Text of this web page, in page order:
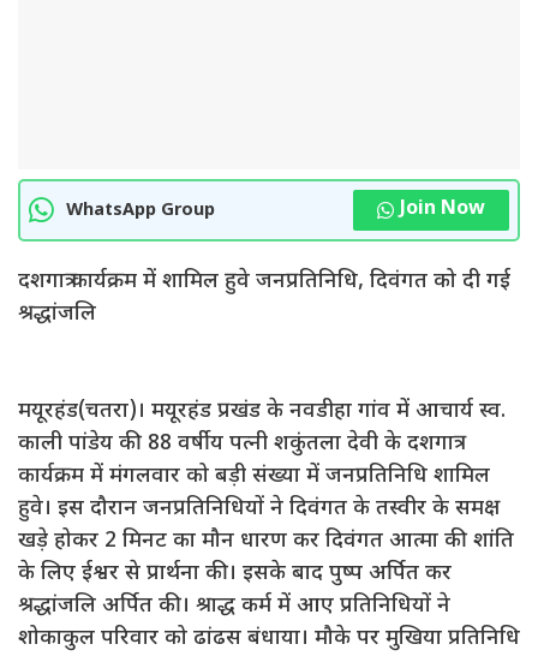
WhatsApp Group Join Now
दशगात्र कार्यक्रम में शामिल हुवे जनप्रतिनिधि, दिवंगत को दी गई
श्रद्धांजलि
मयूरहंड(चतरा)। मयूरहंड प्रखंड के नवडीहा गांव में आचार्य स्व.
काली पांडेय की 88 वर्षीय पत्नी शकुंतला देवी के दशगात्र
कार्यक्रम में मंगलवार को बड़ी संख्या में जनप्रतिनिधि शामिल
हुवे। इस दौरान जनप्रतिनिधियों ने दिवंगत के तस्वीर के समक्ष
खड़े होकर 2 मिनट का मौन धारण कर दिवंगत आत्मा की शांति
के लिए ईश्वर से प्रार्थना की। इसके बाद पुष्प अर्पित कर
श्रद्धांजलि अर्पित की। श्राद्ध कर्म में आए प्रतिनिधियों ने
शोकाकुल परिवार को ढांढस बंधाया। मौके पर मुखिया प्रतिनिधि